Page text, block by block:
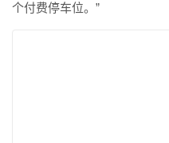
个付费停车位。”